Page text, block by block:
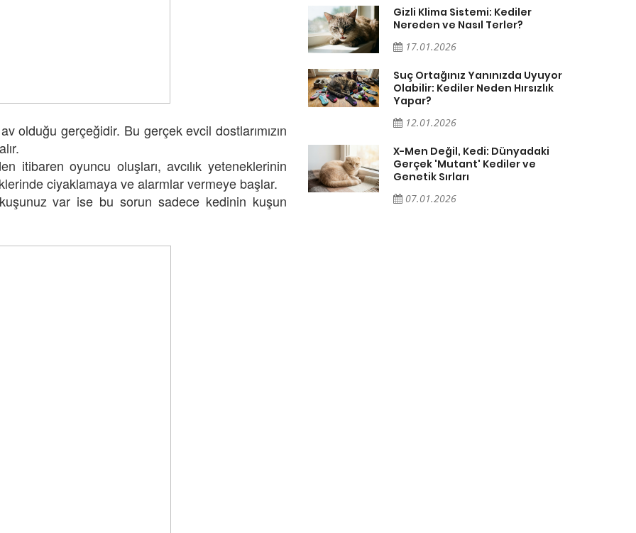
olduğu gerçeğidir. Bu gerçek evcil dostlarımızın
itibaren oyuncu oluşları, avcılık yeteneklerinin
ciyaklamaya ve alarmlar vermeye başlar.
var ise bu sorun sadece kedinin kuşun
Bir
İpucu
Kurulan Derin Dostlukların
Psikolojisi
15.09.2025
Gizli Klima Sistemi: Kediler
Nereden ve Nasıl Terler?
17.01.2026
Suç Ortağınız Yanınızda Uyuyor
Olabilir: Kediler Neden Hırsızlık
Yapar?
12.01.2026
X-Men Değil, Kedi: Dünyadaki
Gerçek 'Mutant' Kediler ve
Genetik Sırları
07.01.2026